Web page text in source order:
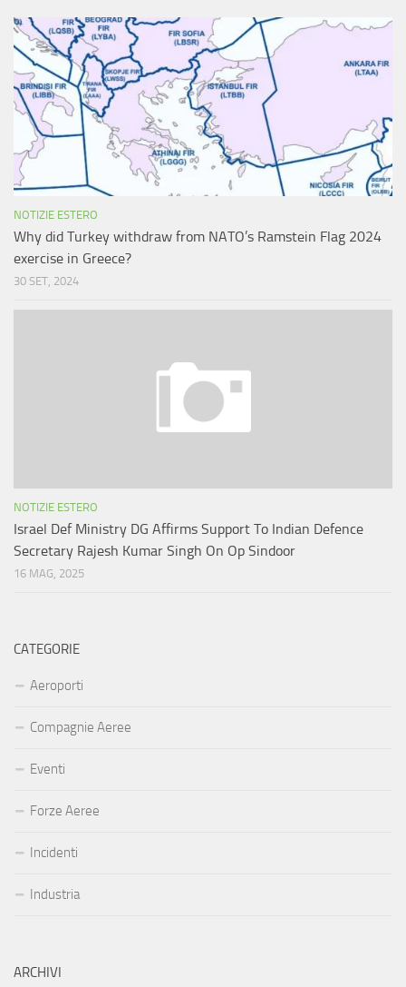
NOTIZIE ESTERO
Why did Turkey withdraw from NATO’s Ramstein Flag 2024
exercise in Greece?
30 SET, 2024
NOTIZIE ESTERO
Israel Def Ministry DG Affirms Support To Indian Defence
Secretary Rajesh Kumar Singh On Op Sindoor
16 MAG, 2025
CATEGORIE
Aeroporti
Compagnie Aeree
Eventi
Forze Aeree
Incidenti
Industria
ARCHIVI